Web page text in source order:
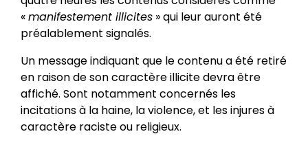
«manifestement illicites» qui leur auront été
préalablement signalés.
Un message indiquant que le contenu a été retiré
en raison de son caractère illicite devra être
affiché. Sont notamment concernés les
incitations à la haine, la violence, et les injures à
caractère raciste ou religieux.